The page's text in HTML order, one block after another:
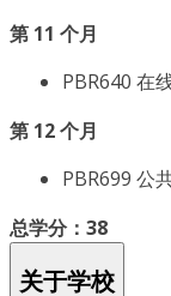
第 11 个月
PBR640 在
第 12 个月
PBR699 公
总学分：38
关于学校